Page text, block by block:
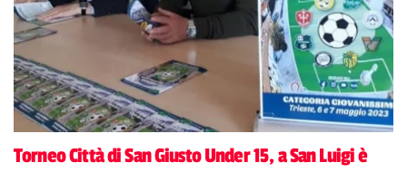
Torneo Città di San Giusto Under 15, a San Luigi è